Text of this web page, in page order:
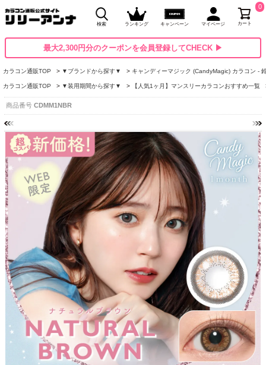
検索 ランキング キャンペーン マイページ カート
0
最大2,300円分のクーポンを会員登録してCHECK ▶
カラコン通販TOP ▼ブランドから探す▼ キャンディーマジック (CandyMagic) カラコン -
カラコン通販TOP ▼装用期間から探す▼ 【人気1ヶ月】マンスリーカラコンおすすめ一覧
商品番号 CDMM1NBR